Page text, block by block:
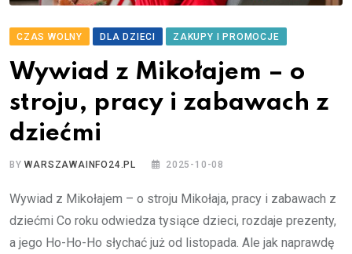
CZAS WOLNY DLA DZIECI ZAKUPY I PROMOCJE
Wywiad z Mikołajem – o
stroju, pracy i zabawach z
dziećmi
BYWARSZAWAINFO24.PL 2025-10-08
Wywiad z Mikołajem – o stroju Mikołaja, pracy i zabawach z
dziećmi Co roku odwiedza tysiące dzieci, rozdaje prezenty,
a jego Ho-Ho-Ho słychać już od listopada. Ale jak naprawdę